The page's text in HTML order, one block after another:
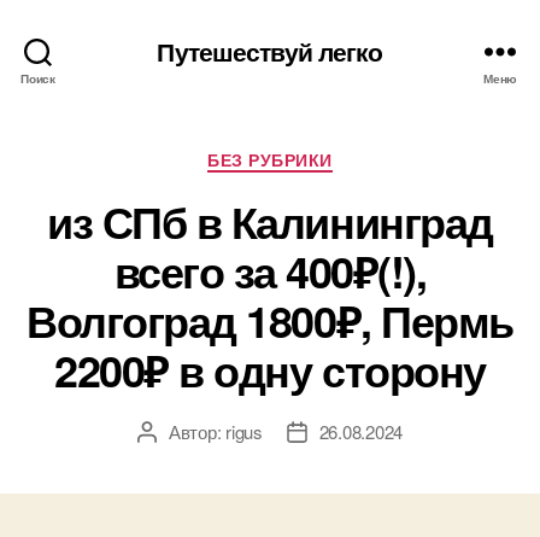
Поиск
Путешествуй легко
Меню
Рубрики
БЕЗ РУБРИКИ
из СПб в Калининград
всего за 400₽(!),
Волгоград 1800₽, Пермь
2200₽ в одну сторону
АвторАвтор: rigus
Дата26.08.2024